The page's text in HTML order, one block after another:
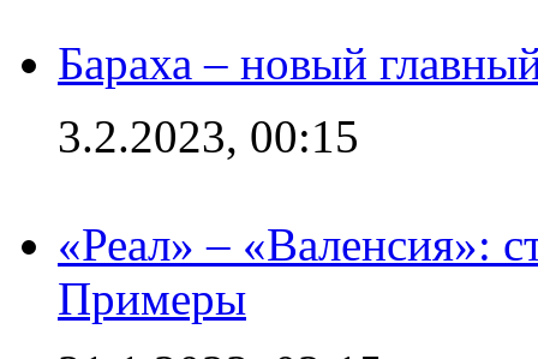
Бараха – новый
3.2.2023, 00:15
«Реал» – «Валенсия»:
Примеры